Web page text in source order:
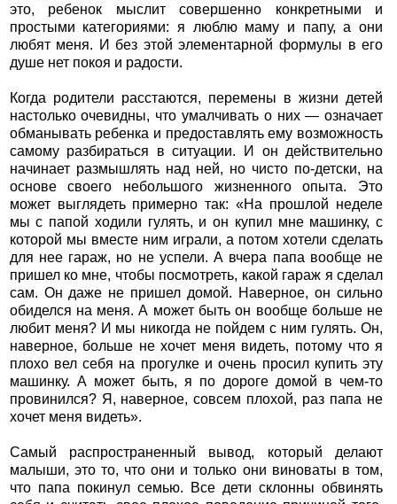
это, ребенок мыслит совершенно конкретными и
простыми категориями: я люблю маму и папу, а они
любят меня. И без этой элементарной формулы в его
душе нет покоя и радости.
Когда родители расстаются, перемены в жизни детей
настолько очевидны, что умалчивать о них — означает
обманывать ребенка и предоставлять ему возможность
самому разбираться в ситуации. И он действительно
начинает размышлять над ней, но чисто по-детски, на
основе своего небольшого жизненного опыта. Это
может выглядеть примерно так: «На прошлой неделе
мы с папой ходили гулять, и он купил мне машинку, с
которой мы вместе ним играли, а потом хотели сделать
для нее гараж, но не успели. А вчера папа вообще не
пришел ко мне, чтобы посмотреть, какой гараж я сделал
сам. Он даже не пришел домой. Наверное, он сильно
обиделся на меня. А может быть он вообще больше не
любит меня? И мы никогда не пойдем с ним гулять. Он,
наверное, больше не хочет меня видеть, потому что я
плохо вел себя на прогулке и очень просил купить эту
машинку. А может быть, я по дороге домой в чем-то
провинился? Я, наверное, совсем плохой, раз папа не
хочет меня видеть».
Самый распространенный вывод, который делают
малыши, это то, что они и только они виноваты в том,
что папа покинул семью. Все дети склонны обвинять